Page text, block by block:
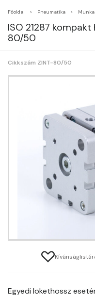
Főoldal Pneumatika
ISO 21287
80/50
Cikkszám ZINT-80/50
Egyedi lökethossz